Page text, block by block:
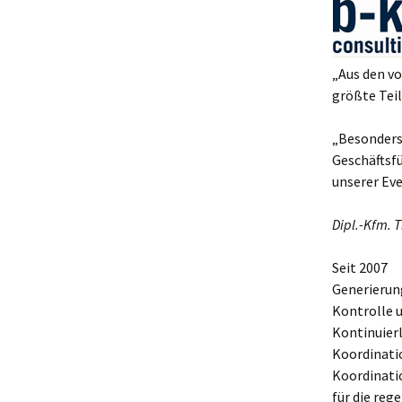
„Aus den
größte Teil
unserer
Dipl.-Kfm.
Seit 2007
Kontrolle
für die